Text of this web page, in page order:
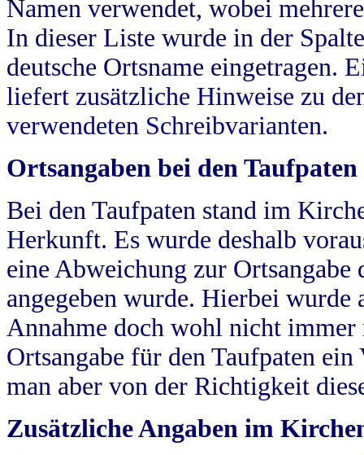
Namen verwendet, wobei
In dieser Liste wurde in der
deutsche Ortsname eingetragen.
liefert zusätzliche Hinweise zu
verwendeten Schreibvarianten.
Ortsangaben bei den Taufpaten
Bei den Taufpaten stand im
Herkunft. Es wurde deshalb
eine Abweichung zur
angegeben wurde. Hierbei wurde
Annahme doch wohl nicht
Ortsangabe für den Taufpaten
man aber von der Richtigkeit
Zusätzliche Angaben im